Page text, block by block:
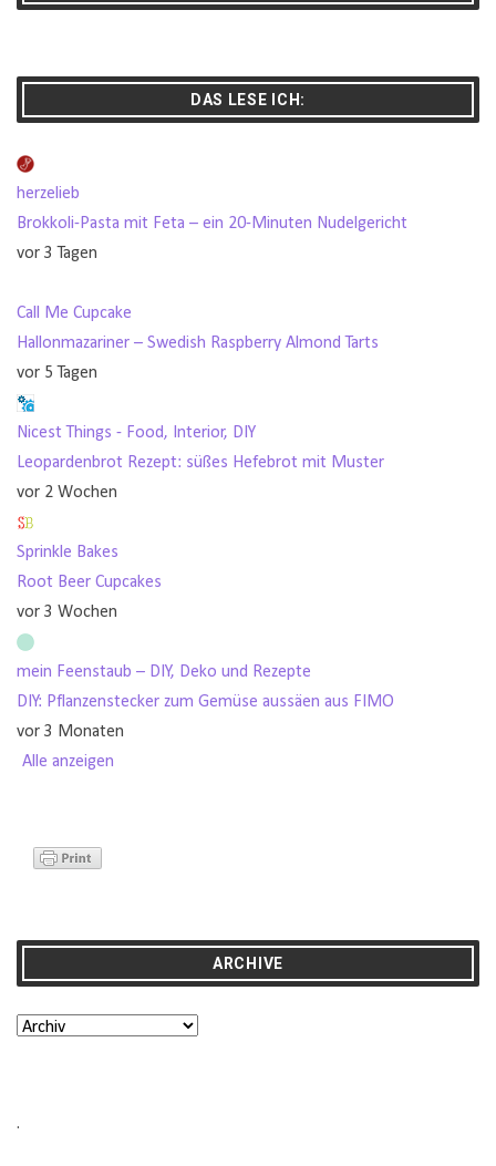
DAS LESE ICH:
herzelieb
Brokkoli-Pasta mit Feta – ein 20-Minuten Nudelgericht
vor 3 Tagen
Call Me Cupcake
Hallonmazariner – Swedish Raspberry Almond Tarts
vor 5 Tagen
Nicest Things - Food, Interior, DIY
Leopardenbrot Rezept: süßes Hefebrot mit Muster
vor 2 Wochen
Sprinkle Bakes
Root Beer Cupcakes
vor 3 Wochen
mein Feenstaub – DIY, Deko und Rezepte
DIY: Pflanzenstecker zum Gemüse aussäen aus FIMO
vor 3 Monaten
Alle anzeigen
ARCHIVE
.